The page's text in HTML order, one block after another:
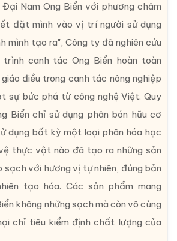
Nam Ong Biển với phương châm
đặt mình vào vị trí người sử dụng
mình tạo ra", Công ty đã nghiên cứu
canh tác Ong Biển hoàn toàn
điều trong canh tác nông nghiệp
sự bức phá từ công nghệ Việt. Quy
Biển chỉ sử dụng phân bón hữu cơ
dụng bất kỳ một loại phân hóa học
thực vật nào đã tạo ra những sản
sạch với hương vị tự nhiên, đúng bản
tạo hóa. Các sản phẩm mang
không những sạch mà còn vô cùng
chỉ tiêu kiểm định chất lượng của